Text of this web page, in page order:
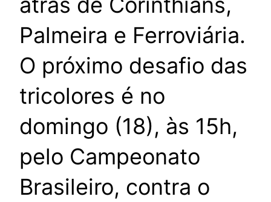
Palmeira e Ferroviária.
O próximo desafio das
tricolores é no
domingo (18), às 15h,
pelo Campeonato
Brasileiro, contra o